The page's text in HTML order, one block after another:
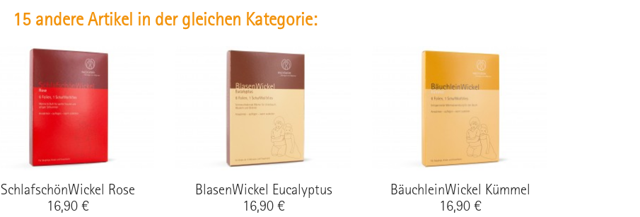
15 andere Artikel in der gleichen Kategorie:
SchlafschönWickel Rose
Preis
16,90 €
BlasenWickel Eucalyptus
Preis
16,90 €
BäuchleinWickel Kümmel
Preis
16,90 €